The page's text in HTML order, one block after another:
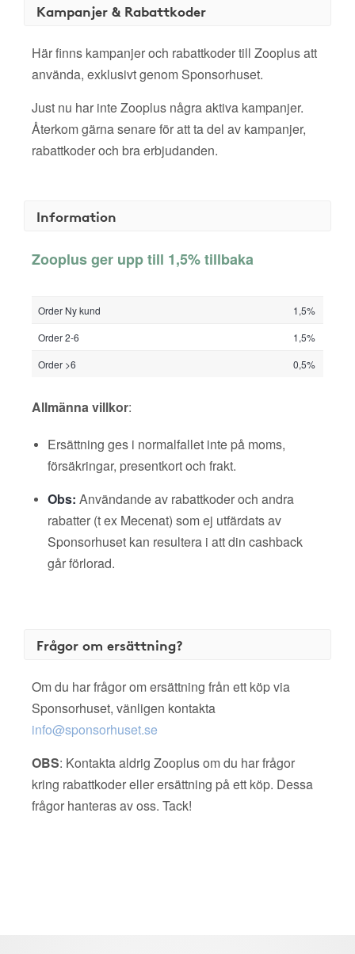
Kampanjer & Rabattkoder
Här finns kampanjer och rabattkoder till Zooplus att
använda, exklusivt genom Sponsorhuset.
Just nu har inte Zooplus några aktiva kampanjer.
Återkom gärna senare för att ta del av kampanjer,
rabattkoder och bra erbjudanden.
Information
Zooplus ger upp till 1,5% tillbaka
Order Ny kund
1,5%
Order 2-6
1,5%
Order >6
0,5%
Allmänna villkor:
Ersättning ges i normalfallet inte på moms,
försäkringar, presentkort och frakt.
Obs: Användande av rabattkoder och andra
rabatter (t ex Mecenat) som ej utfärdats av
Sponsorhuset kan resultera i att din cashback
går förlorad.
Frågor om ersättning?
Om du har frågor om ersättning från ett köp via
Sponsorhuset, vänligen kontakta
info@sponsorhuset.se
OBS: Kontakta aldrig Zooplus om du har frågor
kring rabattkoder eller ersättning på ett köp. Dessa
frågor hanteras av oss. Tack!